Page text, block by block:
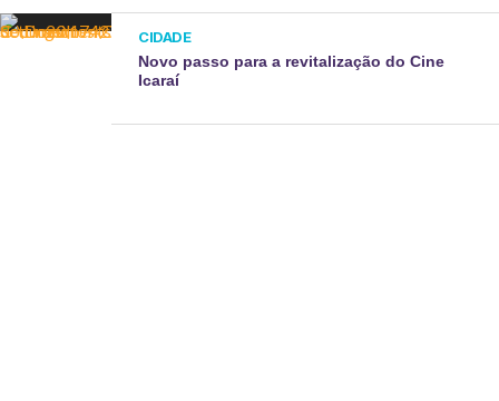
CIDADE
Novo passo para a revitalização do Cine
Icaraí